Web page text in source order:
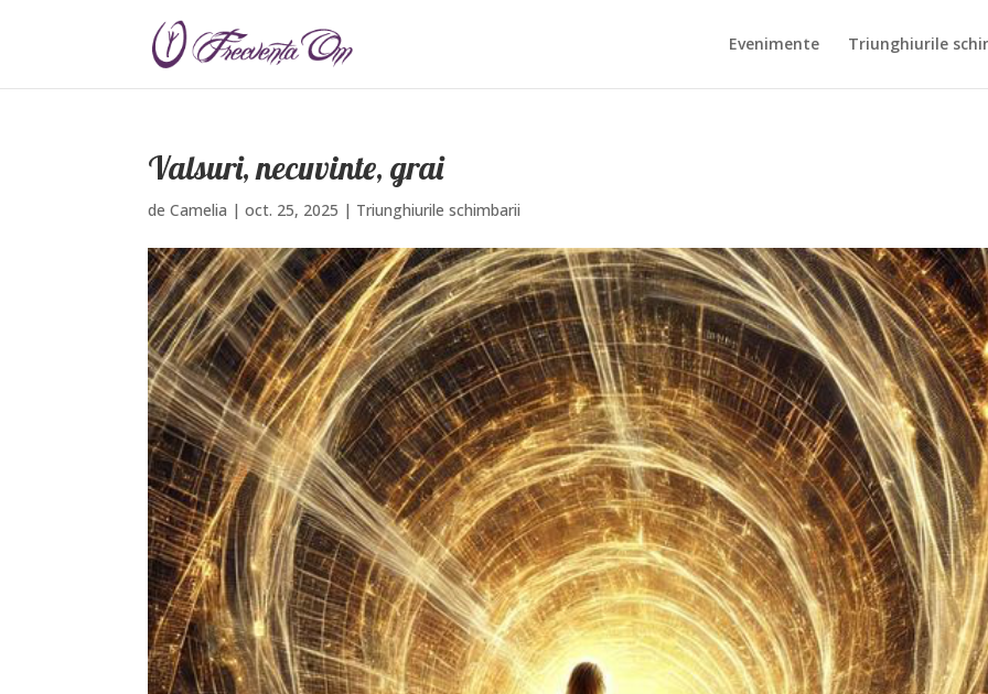
Evenimente Triunghiurile
Valsuri, necuvinte, grai
deCamelia |oct. 25, 2025 | Triunghiurile schimbarii